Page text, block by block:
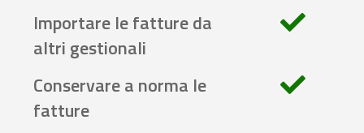
Importare le fatture da
altri gestionali
Conservare a norma le
fatture